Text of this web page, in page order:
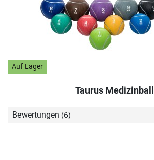
Auf Lager
Taurus Medizinball
Bewertungen (6)